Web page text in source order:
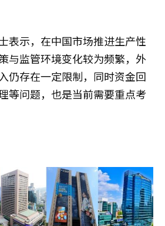
表示，在中国市场推进生产性
与监管环境变化较为频繁，外
仍存在一定限制，同时资金回
等问题，也是当前需要重点考